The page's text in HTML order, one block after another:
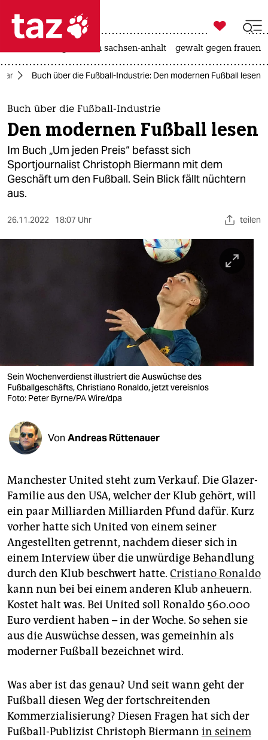
 taz zahl ich
taz zahl ich
themen
politik
öko
gesellschaft
kultur
sport
verlag
veranstaltungen
shop
fragen & hilfe
abo
genossenschaft
epaper login

taz zahl ich
landtagswahl in sachsen-anhalt gewalt gegen frauen
Buch über die Fußball-Industrie: Den modernen Fußball lesen
Buch über die Fußball-Industrie
Den modernen Fußball lesen
Im Buch „Um jeden Preis“ befasst sich
Sportjournalist Christoph Biermann mit dem
Geschäft um den Fußball. Sein Blick fällt nüchtern
aus.
26.11.2022 18:07 Uhr teilen
Sein Wochenverdienst illustriert die Auswüchse des
Fußballgeschäfts, Christiano Ronaldo, jetzt vereisnlos
Foto: Peter Byrne/PA Wire/dpa
Von Andreas Rüttenauer
Manchester United steht zum Verkauf. Die Glazer-
Familie aus den USA, welcher der Klub gehört, will
ein paar Milliarden Milliarden Pfund dafür. Kurz
vorher hatte sich United von einem seiner
Angestellten getrennt, nachdem dieser sich in
einem Interview über die unwürdige Behandlung
durch den Klub beschwert hatte. Cristiano Ronaldo
kann nun bei bei einem anderen Klub anheuern.
Kostet halt was. Bei United soll Ronaldo 560.000
Euro verdient haben – in der Woche. So sehen sie
aus die Auswüchse dessen, was gemeinhin als
moderner Fußball bezeichnet wird.
Was aber ist das genau? Und seit wann geht der
Fußball diesen Weg der fortschreitenden
Kommerzialisierung? Diesen Fragen hat sich der
Fußball-Publizist Christoph Biermann in seinem